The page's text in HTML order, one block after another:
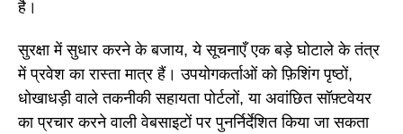
है।
सुरक्षा में सुधार करने के बजाय, ये सूचनाएँ एक बड़े घोटाले के तंत्र
में प्रवेश का रास्ता मात्र हैं। उपयोगकर्ताओं को फ़िशिंग पृष्ठों,
धोखाधड़ी वाले तकनीकी सहायता पोर्टलों, या अवांछित सॉफ़्टवेयर
का प्रचार करने वाली वेबसाइटों पर पुनर्निर्देशित किया जा सकता